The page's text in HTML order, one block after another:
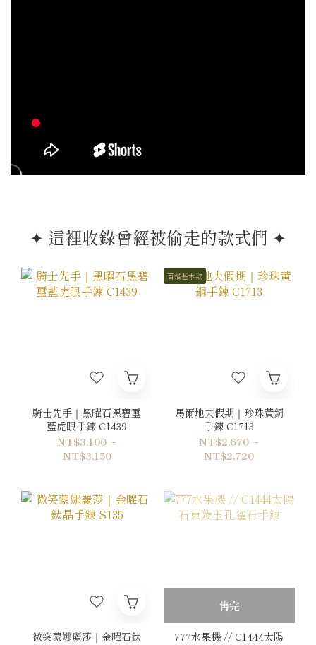
✦ 這裡收錄曾經被偷走的款式們 ✦
騎士先手｜黑曜石黑碧璽
藍虎眼手鍊 C1439
NT$3,100 ~
NT$3,150
百搭基本款
馬爾地夫假期｜珍珠黃銅
手鍊 C1713
NT$2,670 ~
NT$2,720
微笑蒙娜麗莎｜金曜石鈦
售完
777水果機 // C1444太陽